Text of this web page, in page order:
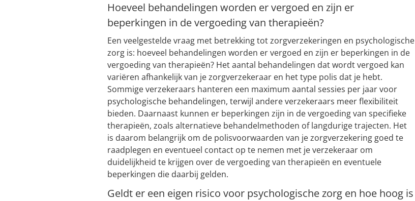
Hoeveel behandelingen worden er vergoed en zijn er
beperkingen in de vergoeding van therapieën?
Een veelgestelde vraag met betrekking tot zorgverzekeringen en psychologische
zorg is: hoeveel behandelingen worden er vergoed en zijn er beperkingen in de
vergoeding van therapieën? Het aantal behandelingen dat wordt vergoed kan
variëren afhankelijk van je zorgverzekeraar en het type polis dat je hebt.
Sommige verzekeraars hanteren een maximum aantal sessies per jaar voor
psychologische behandelingen, terwijl andere verzekeraars meer flexibiliteit
bieden. Daarnaast kunnen er beperkingen zijn in de vergoeding van specifieke
therapieën, zoals alternatieve behandelmethoden of langdurige trajecten. Het
is daarom belangrijk om de polisvoorwaarden van je zorgverzekering goed te
raadplegen en eventueel contact op te nemen met je verzekeraar om
duidelijkheid te krijgen over de vergoeding van therapieën en eventuele
beperkingen die daarbij gelden.
Geldt er een eigen risico voor psychologische zorg en hoe hoog is